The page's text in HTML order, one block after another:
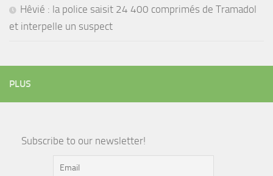
Hêvié : la police saisit 24 400 comprimés de Tramadol
et interpelle un suspect
PLUS
Subscribe to our newsletter!